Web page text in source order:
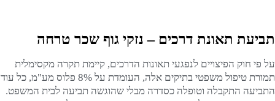
תביעת תאונת דרכים – נזקי גוף שכר טרחה
על פי חוק הפיצויים לנפגעי תאונות הדרכים, קיימת תקרה מקסימלית
תמורת טיפול משפטי בתיקים אלה, העומדת על 8% פלוס מע"מ, כל עוד
התביעה התקבלה וטופלה כסדרה מבלי שהוגשה תביעה לבית המשפט.